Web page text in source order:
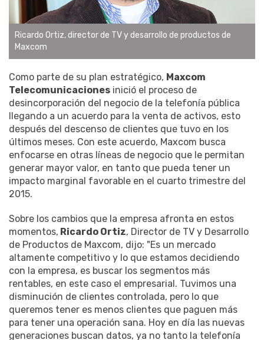
Ricardo Ortiz, director de TV y desarrollo de productos de
Maxcom
Como parte de su plan estratégico, Maxcom
Telecomunicaciones inició el proceso de
desincorporación del negocio de la telefonía pública
llegando a un acuerdo para la venta de activos, esto
después del descenso de clientes que tuvo en los
últimos meses. Con este acuerdo, Maxcom busca
enfocarse en otras líneas de negocio que le permitan
generar mayor valor, en tanto que pueda tener un
impacto marginal favorable en el cuarto trimestre del
2015.
Sobre los cambios que la empresa afronta en estos
momentos, Ricardo Ortiz, Director de TV y Desarrollo
de Productos de Maxcom, dijo: "Es un mercado
altamente competitivo y lo que estamos decidiendo
con la empresa, es buscar los segmentos más
rentables, en este caso el empresarial. Tuvimos una
disminución de clientes controlada, pero lo que
queremos tener es menos clientes que paguen más
para tener una operación sana. Hoy en día las nuevas
generaciones buscan datos, ya no tanto la telefonía